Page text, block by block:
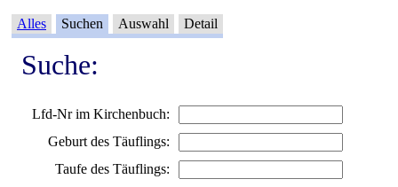
Alles Suchen Auswahl Detail
Suche:
Lfd-Nr im Kirchenbuch:
Geburt des Täuflings:
Taufe des Täuflings: